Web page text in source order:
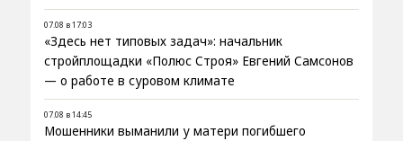
07.08 в 17:03
«Здесь нет типовых задач»: начальник
стройплощадки «Полюс Строя» Евгений Самсонов
— о работе в суровом климате
07.08 в 14:45
Мошенники выманили у матери погибшего